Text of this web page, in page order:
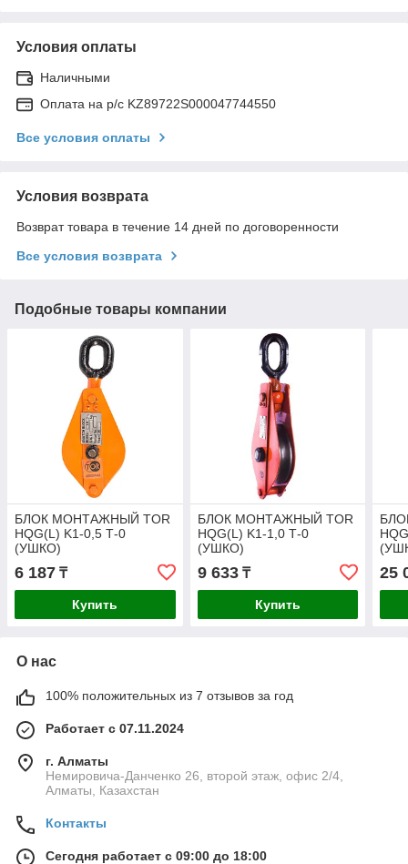
Условия оплаты
Наличными
Оплата на р/с KZ89722S000047744550
Все условия оплаты
Условия возврата
Возврат товара в течение 14 дней по договоренности
Все условия возврата
Подобные товары компании
БЛОК МОНТАЖНЫЙ TOR
HQG(L) K1-0,5 Т-0
(УШКО)
6 187 ₸
Купить
БЛОК МОНТАЖНЫЙ TOR
HQG(L) K1-1,0 Т-0
(УШКО)
9 633₸
Купить
25
О нас
100% положительных из 7 отзывов за год
Работает с 07.11.2024
г. Алматы
Немировича-Данченко 26, второй этаж, офис 2/4,
Алматы, Казахстан
Контакты
Сегодня работает с 09:00 до 18:00